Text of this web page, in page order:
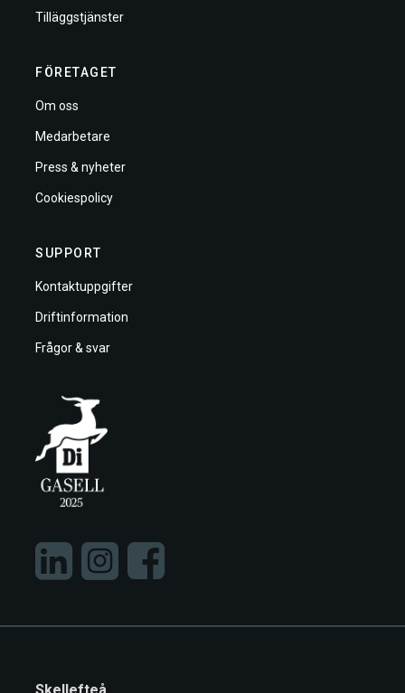
Tilläggstjänster
FÖRETAGET
Om oss
Medarbetare
Press & nyheter
Cookiespolicy
SUPPORT
Kontaktuppgifter
Driftinformation
Frågor & svar